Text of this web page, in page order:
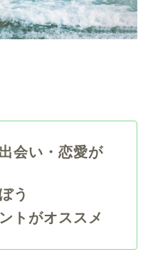
会い・恋愛が
う
トがオススメ